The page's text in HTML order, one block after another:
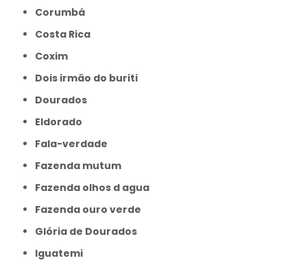
Corumbá
Costa Rica
Coxim
Dois irmão do buriti
Dourados
Eldorado
Fala-verdade
Fazenda mutum
Fazenda olhos d agua
Fazenda ouro verde
Glória de Dourados
Iguatemi